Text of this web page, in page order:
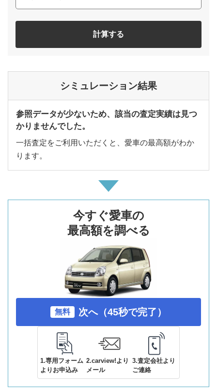
計算する
シミュレーション結果
参照データが少ないため、該当の査定実績は見つ
かりませんでした。
一括査定をご利用いただくと、愛車の最高額がわか
ります。
今すぐ愛車の
最高額を調べる
無料 次へ（45秒で完了）
1.専用フォーム
よりお申込み
2.carview!より
メール
3.査定会社より
ご連絡